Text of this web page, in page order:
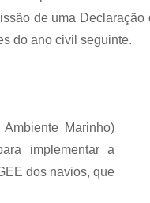
de uma
do ano civil seguinte.
Marinho)
implementar a
dos navios, que